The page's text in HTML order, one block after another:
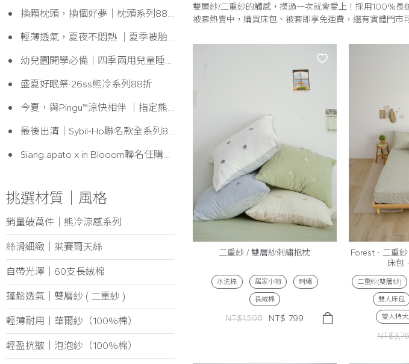
換顆枕頭，換個好夢｜枕頭系列88折
輕薄透氣，夏夜不悶熱 ｜夏季被胎88折
幼兒園開學必備｜四季兩用兒童睡袋現折$300
盛夏好眠祭·26ss熊冷系列88折
今夏，與Pingu™涼快相伴 ｜指定熊冷被任選現折200( 可累折 )
最後出清｜Sybil-Ho聯名款全系列8折
Siang.apato x in Blooom聯名任購即贈聯名紙膠帶 ，消費滿$3600再贈聯名襪子乙雙( 不挑款 )
挑選材質│風格
銷量破萬件│熊冷涼感系列
絲滑細緻｜萊賽爾天絲
自帶光澤│60支長絨棉
蓬鬆透氣｜雙層紗 ( 二重紗 )
輕薄耐用│華爾紗（100%棉）
輕盈抗皺│泡泡紗（100%棉）
雙層紗/二重紗的觸感，摸過一次就會愛上！採用100%
被套熱賣中，購買床包、被套即享免運費，還有實體門市
二重紗 / 雙層紗刺繡抱枕
水洗棉 居家小物 刺繡
長絨棉
NT$1,598 NT$ 799
Forest - 二重
床包
二重紗(雙層紗)
雙人床包
雙人特